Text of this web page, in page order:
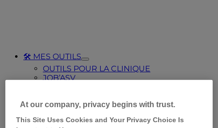
🛠️ MES OUTILS
Toggle
Submenu
OUTILS
OUTILS POUR LA CLINIQUE
JOB’ASV
At our company, privacy begins with trust.
This Site Uses Cookies and Your Privacy Choice Is